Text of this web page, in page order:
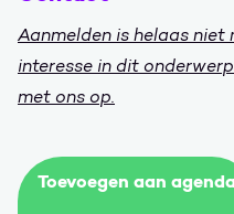
Aanmelden is helaas
interesse in dit
met ons op.
Toevoegen aan agenda